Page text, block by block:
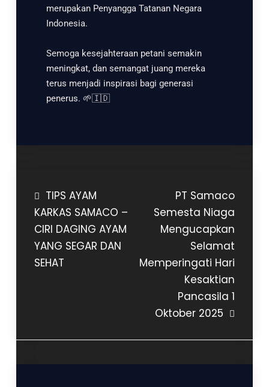
merupakan Penyangga Tatanan Negara
Indonesia.
Semoga kesejahteraan petani semakin
meningkat, dan semangat juang mereka
terus menjadi inspirasi bagi generasi
penerus. 🌱🇮🇩
TIPS AYAM
KARKAS SAMACO –
CIRI DAGING AYAM
YANG SEGAR DAN
SEHAT
PT Samaco
Semesta Niaga
Mengucapkan
Selamat
Memperingati Hari
Kesaktian
Pancasila 1
Oktober 2025